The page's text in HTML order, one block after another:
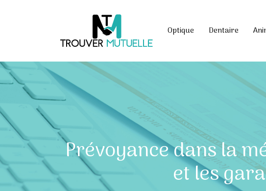
Optique Dentaire
Prévoyance dans la
et les